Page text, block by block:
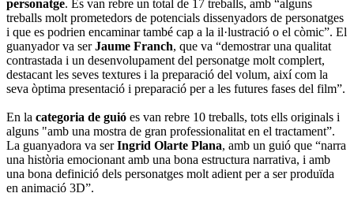
personatge. Es van rebre un total de 17 treballs, amb “alguns
treballs molt prometedors de potencials dissenyadors de personatges
i que es podrien encaminar també cap a la il·lustració o el còmic”. El
guanyador va serJaume Franch, que va “demostrar una qualitat
contrastada i un desenvolupament del personatge molt complert,
destacant les seves textures i la preparació del volum, així com la
seva òptima presentació i preparació per a les futures fases del film”.
En la categoria de guió es van rebre 10 treballs, tots ells originals i
alguns "amb una mostra de gran professionalitat en el tractament”.
La guanyadora va serIngrid Olarte Plana, amb un guió que “narra
una història emocionant amb una bona estructura narrativa, i amb
una bona definició dels personatges molt adient per a ser produïda
en animació 3D”.